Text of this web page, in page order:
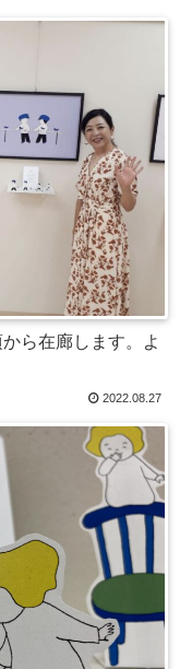
ら在廊します。よ
2022.08.27